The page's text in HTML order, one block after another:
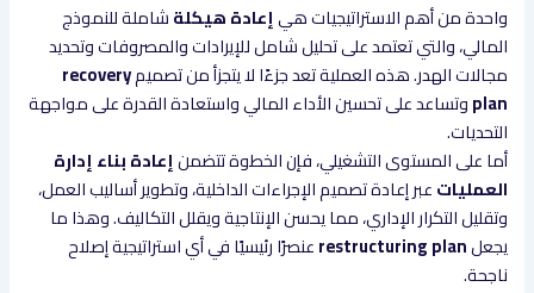
واحدة من أهم الاستراتيجيات هيإعادة هيكلةشاملة للنموذج
المالي، والتي تعتمد على تحليل شامل للإيرادات والمصروفات وتحديد
مجالات الهدر. هذه العملية تعد جزءًا لا يتجزأ من تصميمrecovery
planوتساعد على تحسين الأداء المالي واستعادة القدرة على مواجهة
التحديات.
أما على المستوى التشغيلي، فإن الخطوة تتضمنإعادة بناء إدارة
العملياتعبر إعادة تصميم الإجراءات الداخلية، وتطوير أساليب العمل،
وتقليل التكرار الإداري، مما يحسن الإنتاجية ويقلل التكاليف. وهذا ما
يجعلrestructuring planعنصرًا رئيسيًا في أي استراتيجية إصلاح
ناجحة.